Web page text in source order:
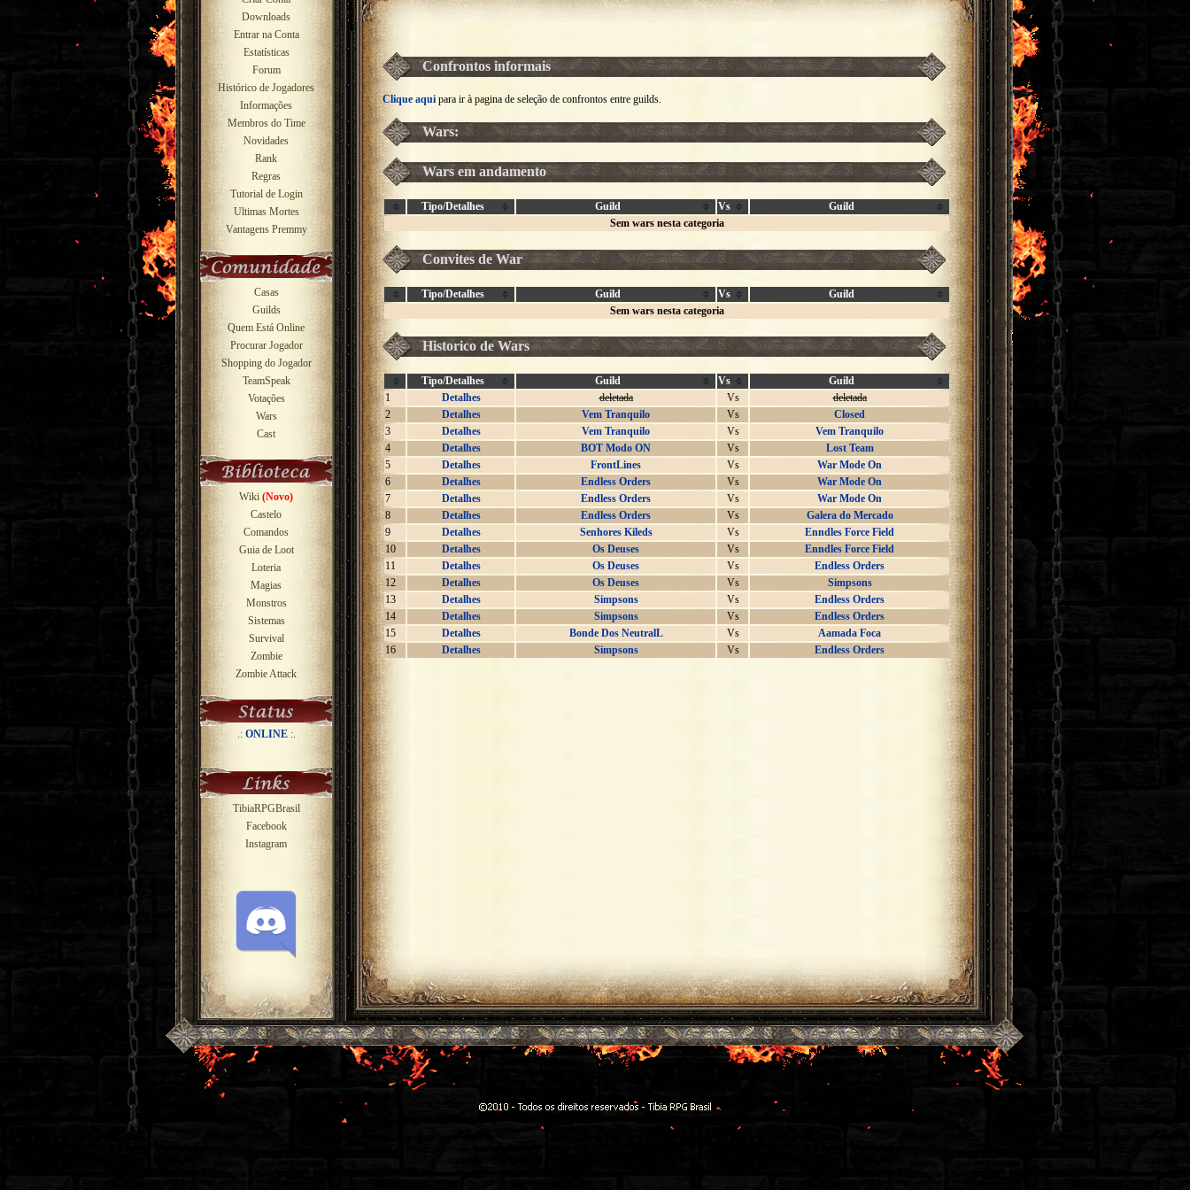
Downloads
Entrar na Conta
Estatísticas
Forum
Histórico de Jogadores
Informações
Membros do Time
Novidades
Rank
Regras
Tutorial de Login
Ultimas Mortes
Vantagens Premmy
Casas
Guilds
Quem Está Online
Procurar Jogador
Shopping do Jogador
TeamSpeak
Votações
Wars
Cast
Wiki (Novo)
Castelo
Comandos
Guia de Loot
Loteria
Magias
Monstros
Sistemas
Survival
Zombie
Zombie Attack
.: ONLINE:.
TibiaRPGBrasil
Facebook
Instagram
Confrontos informais
Clique aqui para ir à pagina de seleção de confrontos entre guilds.
Wars:
Wars em andamento
Tipo/Detalhes Guild Vs
Guild
Sem wars nesta categoria
Convites de War
Tipo/Detalhes Guild Vs
Guild
Sem wars nesta categoria
Historico de Wars
Tipo/Detalhes Guild Vs
Guild
1
Detalhes deletada Vs
deletada
2
Detalhes Vem Tranquilo Vs
Closed
3
Detalhes Vem Tranquilo Vs
Vem Tranquilo
4
Detalhes BOT Modo ON Vs
Lost Team
5
Detalhes FrontLines Vs
War Mode On
6
Detalhes Endless Orders Vs
War Mode On
7
Detalhes Endless Orders Vs
War Mode On
8
Detalhes Endless Orders Vs
Galera do Mercado
9
Detalhes Senhores Kileds Vs
Enndles Force Field
10
Detalhes Os Deuses Vs
Enndles Force Field
11
Detalhes Os Deuses Vs
Endless Orders
12
Detalhes Os Deuses Vs
Simpsons
13
Detalhes Simpsons Vs
Endless Orders
14
Detalhes Simpsons Vs
Endless Orders
15
Detalhes Bonde Dos NeutralL Vs
Aamada Foca
16
Detalhes Simpsons Vs Endless Orders